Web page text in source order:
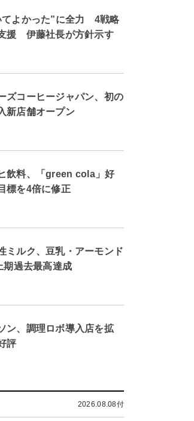
てよかった”に全力 4戦略
援 伊藤社長が方針示す
ズコーヒージャパン、初の
新店舗オープン
飲料、「green cola」好
を4倍に修正
ミルク、豆乳・アーモンド
過去最高達成
ン、調理ロボ導入店を拡
評
2026.08.08付